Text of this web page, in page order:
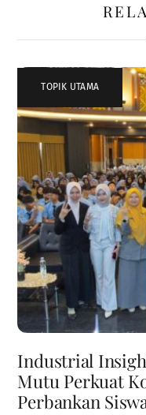
TOPIK UTAMA
Industrial
Mutu Perkuat
Perbankan